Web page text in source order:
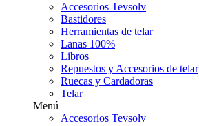
Accesorios Tevsolv
Bastidores
Herramientas de telar
Lanas 100%
Libros
Repuestos y Accesorios de telar
Ruecas y Cardadoras
Telar
Menú
Accesorios Tevsolv